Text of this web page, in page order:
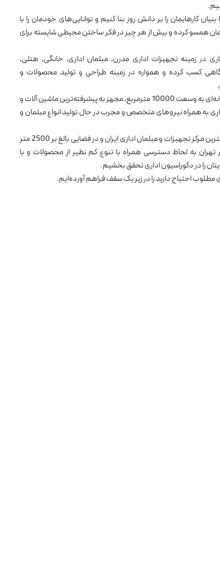
کارهایمان را بر دانش روز بنا کنیم و توانایی‌های خودمان را با
همسو کرده و بیش از هر چیز در فکر ساختن محیطی شایسته برای
در زمینه تجهیزات اداری مدرن، مبلمان اداری، خانگی، هتلی،
کسب کرده و همواره در زمینه طراحی و تولید محصولات و
ما در پادایران، اکنون با داشتن کارخانه‌ای به وسعت 10000 مترمربع، مجهز به پیشرفته‌ترین ماشین آلات و
به همراه نیروهای متخصص و مجرب در حال تولید انواع مبلمان و
امروز سعی ما بر آن است که در بزرگترین مرکز تجهیزات و مبلمان اداری ایران و در فضایی بالغ بر 2500 متر
تهران به لحاظ دسترسی همراه با تنوع کم نظیر از محصولات و با
را در دکوراسیون اداری تحقق بخشیم.
احتیاج دارید را در زیر یک سقف فراهم آورده‌ایم.